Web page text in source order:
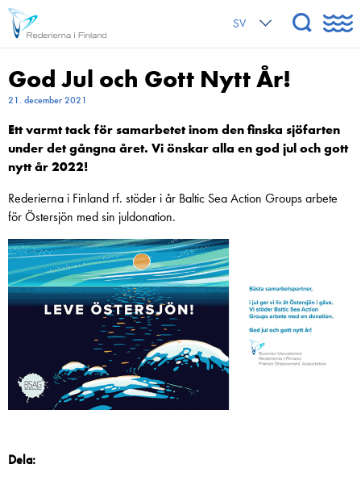
SV
God Jul och Gott Nytt År!
21. december 2021
Ett varmt tack för samarbetet inom den finska sjöfarten
under det gångna året. Vi önskar alla en god jul och gott
nytt år 2022!
Rederierna i Finland rf. stöder i år Baltic Sea Action Groups arbete
för Östersjön med sin juldonation.
Dela: